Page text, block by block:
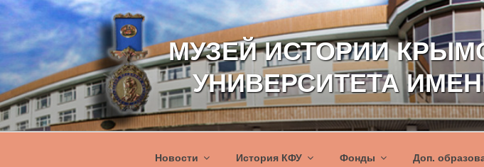
Перейти
содержимому
МУЗЕЙ ИСТОРИИ
УНИВЕРСИТЕТА
Новости История КФУ Фонды Доп.